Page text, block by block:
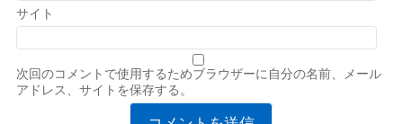
サイト
次回のコメントで使用するためブラウザーに自分の名前、メール
アドレス、サイトを保存する。